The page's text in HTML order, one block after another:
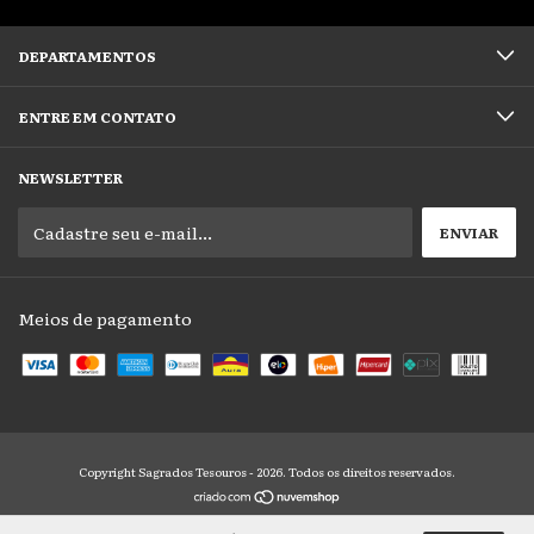
DEPARTAMENTOS
ENTRE EM CONTATO
NEWSLETTER
Meios de pagamento
Copyright Sagrados Tesouros - 2026. Todos os direitos reservados.